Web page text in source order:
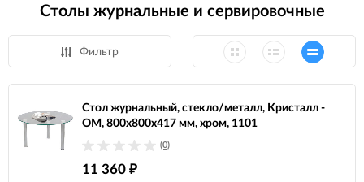
Столы журнальные и сервировочные
Фильтр
Стол журнальный, стекло/металл, Кристалл -
ОМ, 800х800х417 мм, хром, 1101
(0)
11 360 ₽